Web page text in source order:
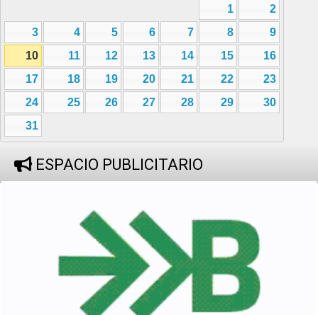
1
2
3
4 5 6 7 8
9
10
11 12 13 14 15
16
17
18 19 20 21 22
23
24
25 26 27 28 29
30
31
ESPACIO PUBLICITARIO